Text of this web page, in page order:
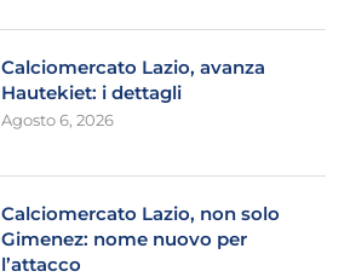
Calciomercato Lazio, avanza
Hautekiet: i dettagli
Agosto 6, 2026
Calciomercato Lazio, non solo
Gimenez: nome nuovo per
l’attacco